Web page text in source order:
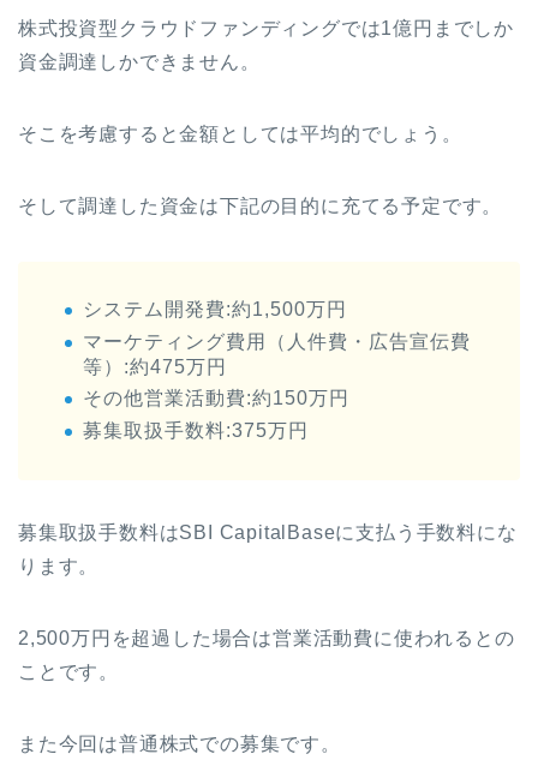
株式投資型クラウドファンディングでは1億円までしか
資金調達しかできません。
そこを考慮すると金額としては平均的でしょう。
そして調達した資金は下記の目的に充てる予定です。
システム開発費:約1,500万円
マーケティング費用（人件費・広告宣伝費
等）:約475万円
その他営業活動費:約150万円
募集取扱手数料:375万円
募集取扱手数料はSBI CapitalBaseに支払う手数料にな
ります。
2,500万円を超過した場合は営業活動費に使われるとの
ことです。
また今回は普通株式での募集です。